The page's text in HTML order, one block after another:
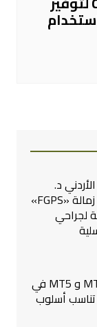
د.
يمان التل يحصل على زمالة «FGPS»
لجراحي
مقارنة بين منصتي MT4 و MT5 في
تناسب أسلوب